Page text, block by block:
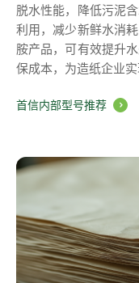
脱水性能，降低污泥
利用，减少新鲜水消
胺产品，可有效提升
保成本，为造纸企业
首信内部型号推荐